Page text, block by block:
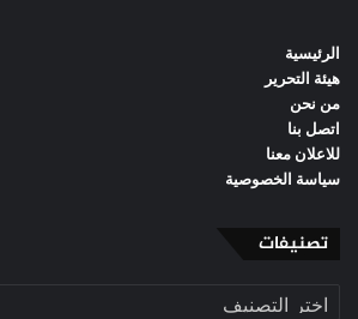
الرئيسية
هيئة التحرير
من نحن
اتصل بنا
للاعلان معنا
سياسة الخصوصية
تصنيفات
تصنيفات